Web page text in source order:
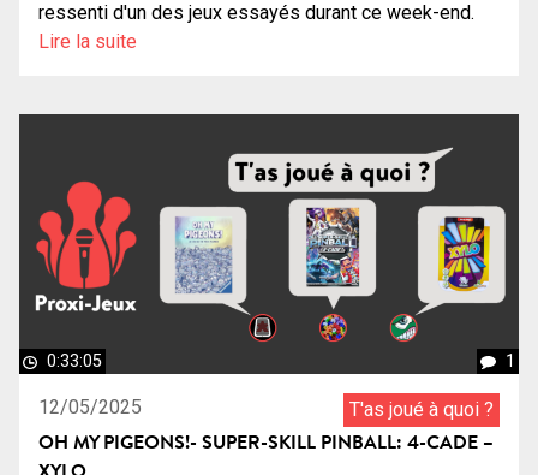
ressenti d'un des jeux essayés durant ce week-end.
Lire la suite
0:33:05 1
12/05/2025 T'as joué à quoi ?
OH MY PIGEONS!- SUPER-SKILL PINBALL: 4-CADE –